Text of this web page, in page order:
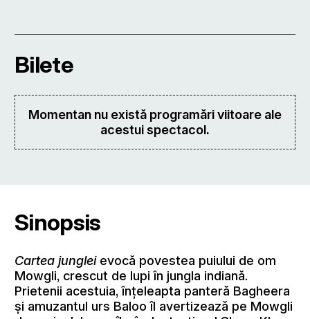
Bilete
Momentan nu există programări viitoare ale
acestui spectacol.
Sinopsis
Cartea jungleievocă povestea puiului de om
Mowgli, crescut de lupi în jungla indiană.
Prietenii acestuia, înțeleapta panteră Bagheera
și amuzantul urs Baloo îl avertizează pe Mowgli